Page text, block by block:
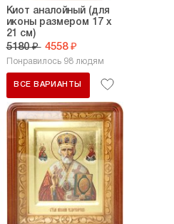
Киот аналойный (для
иконы размером 17 х
21 см)
5180 ₽ 4558 ₽
Понравилось 98 людям
ВСЕ ВАРИАНТЫ